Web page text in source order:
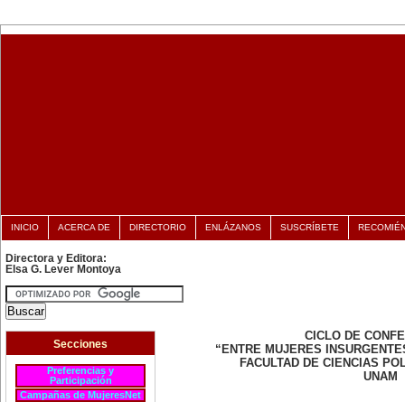
INICIO ACERCA DE DIRECTORIO ENLÁZANOS SUSCRÍBETE
Directora y Editora:
Elsa G. Lever Montoya
Secciones
Preferencias y
Participación
Campañas de MujeresNet
CICLO DE
“ENTRE MUJERES
FACULTAD DE CIENCIAS
UNAM